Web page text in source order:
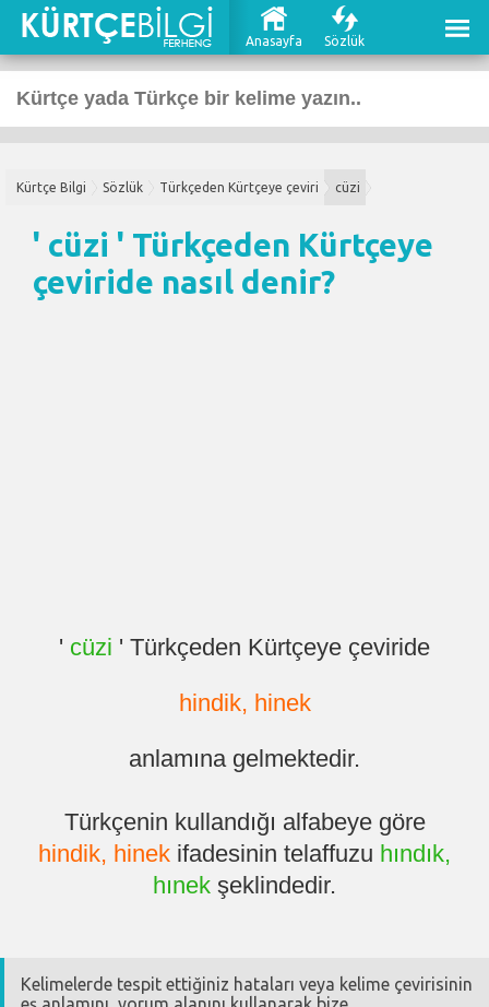
Anasayfa Sözlük
Kürtçe Bilgi Sözlük Türkçeden Kürtçeye çeviri cüzi
' cüzi ' Türkçeden Kürtçeye
çeviride nasıl denir?
' cüzi ' Türkçeden Kürtçeye çeviride
hindik, hinek
anlamına gelmektedir.
Türkçenin kullandığı alfabeye göre
hindik, hinek ifadesinin telaffuzu hındık,
hınek şeklindedir.
Kelimelerde tespit ettiğiniz hataları veya kelime çevirisinin